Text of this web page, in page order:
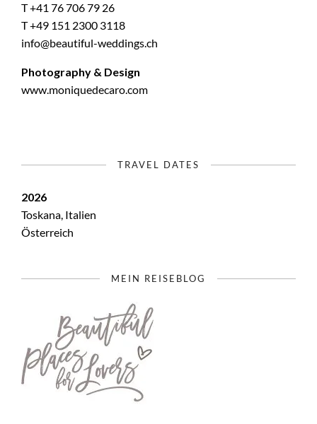
T +41 76 706 79 26
T +49 151 2300 3118
info@beautiful-weddings.ch
Photography & Design
www.moniquedecaro.com
TRAVEL DATES
2026
Toskana, Italien
Österreich
MEIN REISEBLOG